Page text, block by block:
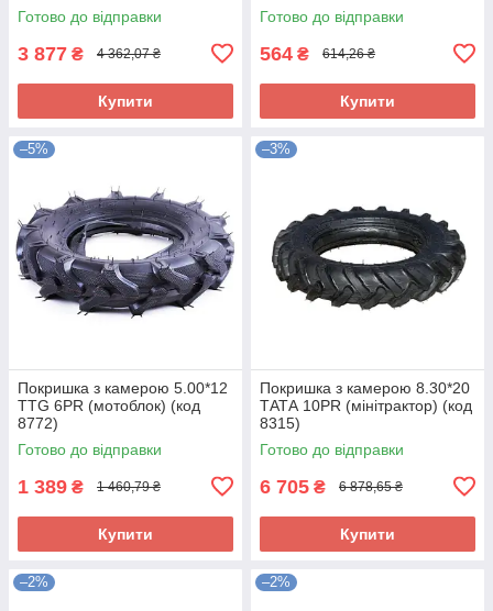
Готово до відправки
3 877 ₴ 4 362,07 ₴
Купити
Готово до відправки
564 ₴ 614,26 ₴
Купити
–5%
Покришка з камерою 5.00*12
TTG 6PR (мотоблок) (код
8772)
Готово до відправки
1 389 ₴ 1 460,79 ₴
Купити
–3%
Покришка з камерою 8.30*20
ТАТА 10PR (мінітрактор) (код
8315)
Готово до відправки
6 705 ₴ 6 878,65 ₴
Купити
–2% –2%